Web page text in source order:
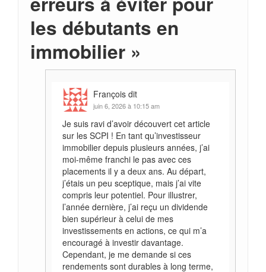
les débutants en
immobilier »
François dit
juin 6, 2026 à 10:15 am
Je suis ravi d’avoir découvert cet article
sur les SCPI ! En tant qu’investisseur
immobilier depuis plusieurs années, j’ai
moi-même franchi le pas avec ces
placements il y a deux ans. Au départ,
j’étais un peu sceptique, mais j’ai vite
compris leur potentiel. Pour illustrer,
l’année dernière, j’ai reçu un dividende
bien supérieur à celui de mes
investissements en actions, ce qui m’a
encouragé à investir davantage.
Cependant, je me demande si ces
rendements sont durables à long terme,